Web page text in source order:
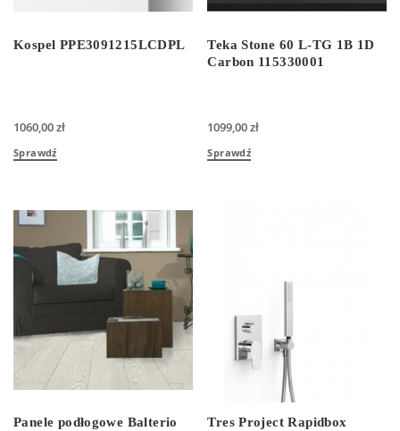
Kospel PPE3091215LCDPL
1060,00zł
Sprawdź
Teka Stone 60 L-TG 1B 1D
Carbon 115330001
1099,00zł
Sprawdź
Panele podłogowe Balterio
Tres Project Rapidbox